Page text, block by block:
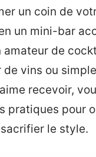
un coin de
un mini-bar
amateur de
vins ou
recevoir,
pratiques pour
le style.